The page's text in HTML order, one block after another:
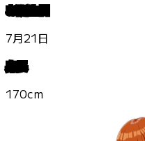
お誕生日
7月21日
身長
170cm